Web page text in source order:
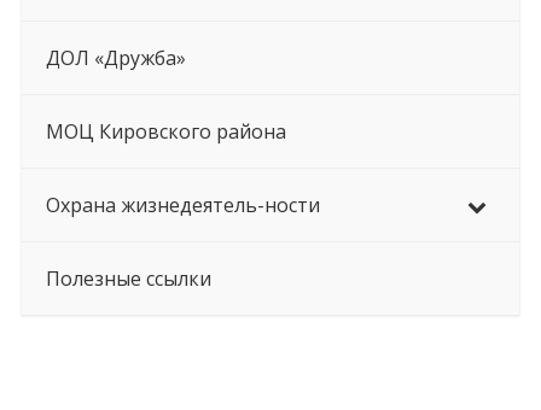
ДОЛ «Дружба»
МОЦ Кировского района
Охрана жизнедеятель-ности
Полезные ссылки